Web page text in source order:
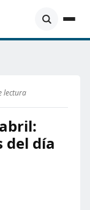
lectura
del día